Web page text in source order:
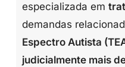
especializada em
demandas
Espectro Autista
judicialmente mais